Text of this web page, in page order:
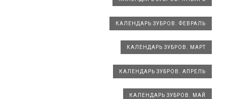
КАЛЕНДАРЬ ЗУБРОВ. ФЕВРАЛЬ
КАЛЕНДАРЬ ЗУБРОВ. МАРТ
КАЛЕНДАРЬ ЗУБРОВ. АПРЕЛЬ
КАЛЕНДАРЬ ЗУБРОВ. МАЙ